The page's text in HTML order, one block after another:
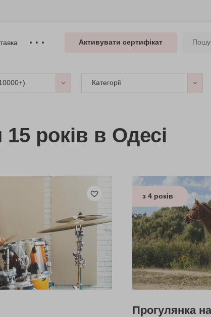
Активувати сертифікат
) Категорії
років в Одесі
з 4 років
Прогулянка